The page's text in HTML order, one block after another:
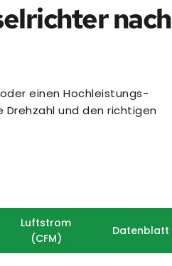
nach
einen Hochleistungs-
und den richtigen
Luftstrom
(CFM)
Datenblatt